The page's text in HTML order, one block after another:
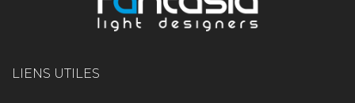
LIENS UTILES